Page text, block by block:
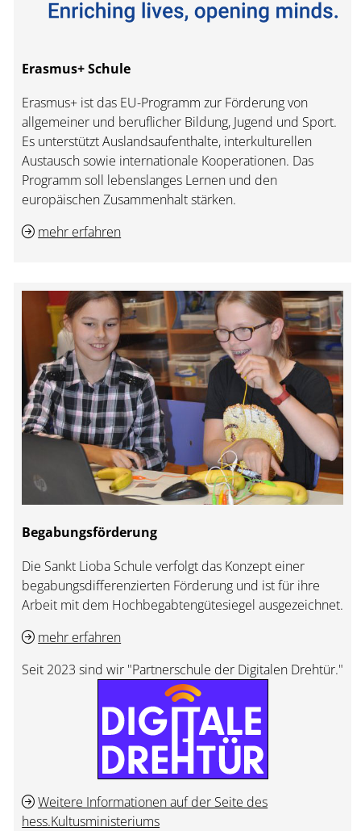
Erasmus+ Schule
Erasmus+ ist das EU-Programm zur Förderung von
allgemeiner und beruflicher Bildung, Jugend und Sport.
Es unterstützt Auslandsaufenthalte, interkulturellen
Austausch sowie internationale Kooperationen. Das
Programm soll lebenslanges Lernen und den
europäischen Zusammenhalt stärken.
mehr erfahren
Begabungsförderung
Die Sankt Lioba Schule verfolgt das Konzept einer
begabungsdifferenzierten Förderung und ist für ihre
Arbeit mit dem Hochbegabtengütesiegel ausgezeichnet.
mehr erfahren
Seit 2023 sind wir "Partnerschule der Digitalen Drehtür."
Weitere Informationen auf der Seite des
hess.Kultusministeriums